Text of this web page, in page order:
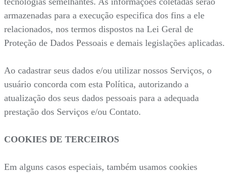
armazenadas para a execução especifica dos fins a ele
relacionados, nos termos dispostos na Lei Geral de
Proteção de Dados Pessoais e demais legislações aplicadas.
Ao cadastrar seus dados e/ou utilizar nossos Serviços, o
usuário concorda com esta Política, autorizando a
atualização dos seus dados pessoais para a adequada
prestação dos Serviços e/ou Contato.
COOKIES DE TERCEIROS
Em alguns casos especiais, também usamos cookies